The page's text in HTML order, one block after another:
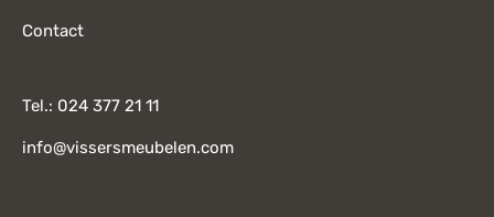
Contact
Tel.: 024 377 21 11
info@vissersmeubelen.com